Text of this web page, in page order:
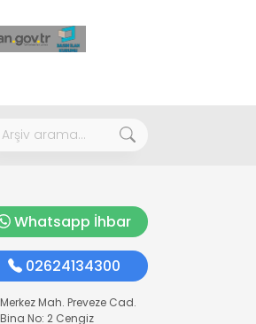
Whatsapp İhbar
02624134300
Merkez Mah. Preveze Cad.
Bina No: 2 Cengiz